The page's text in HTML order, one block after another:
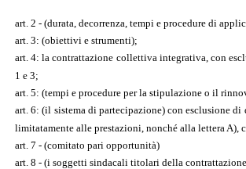
art. 2 - (durata, decorrenza, tempi e procedure di
art. 3: (obiettivi e strumenti);
art. 4: la contrattazione collettiva integrativa, con
1 e 3;
art. 5: (tempi e procedure per la stipulazione o il
art. 6: (il sistema di partecipazione) con esclusione
limitatamente alle prestazioni, nonché alla lettera A),
art. 7 - (comitato pari opportunità)
art. 8 - (i soggetti sindacali titolari della